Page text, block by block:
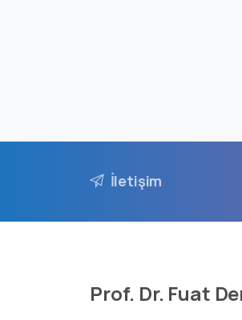
İletişim
Prof. Dr. Fuat